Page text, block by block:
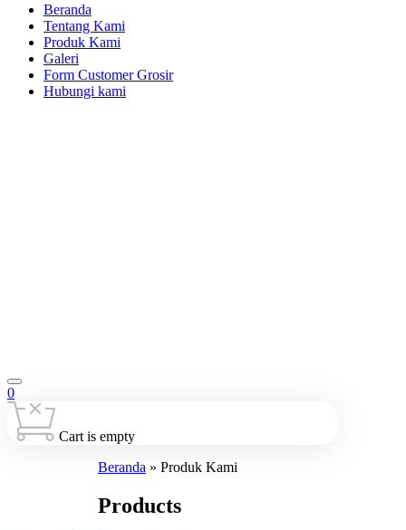
Beranda
Tentang Kami
Produk Kami
Galeri
Form Customer Grosir
Hubungi kami
0
Cart is empty
Beranda » Produk Kami
Products